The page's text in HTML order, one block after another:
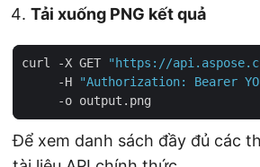
Tải xuống PNG kết quả
curl -X GET
"https://
     -H
"Authorization: Bearer
Để xem danh sách đầy đủ các